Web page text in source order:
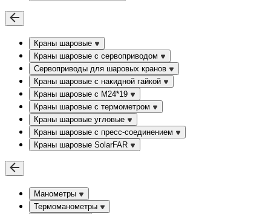
Краны шаровые
Краны шаровые с сервоприводом
Сервоприводы для шаровых кранов
Краны шаровые с накидной гайкой
Краны шаровые с М24*19
Краны шаровые с термометром
Краны шаровые угловые
Краны шаровые c пресс-соединением
Краны шаровые SolarFAR
Манометры
Термоманометры